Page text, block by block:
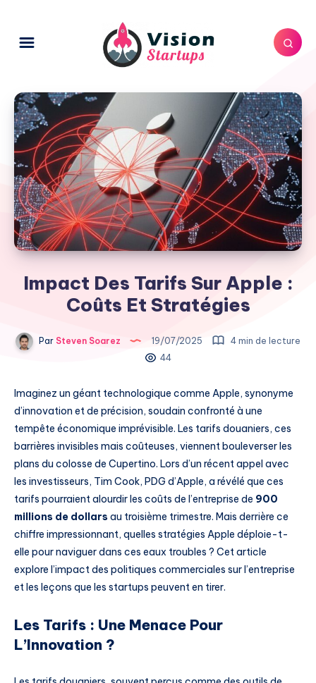
Impact Des Tarifs Sur Apple :
Coûts Et Stratégies
Par Steven Soarez 19/07/2025
4 min de lecture
44
Imaginez un géant technologique comme Apple, synonyme
d’innovation et de précision, soudain confronté à une
tempête économique imprévisible. Les tarifs douaniers, ces
barrières invisibles mais coûteuses, viennent bouleverser les
plans du colosse de Cupertino. Lors d’un récent appel avec
les investisseurs, Tim Cook, PDG d’Apple, a révélé que ces
tarifs pourraient alourdir les coûts de l’entreprise de 900
millions de dollars au troisième trimestre. Mais derrière ce
chiffre impressionnant, quelles stratégies Apple déploie-t-
elle pour naviguer dans ces eaux troubles ? Cet article
explore l’impact des politiques commerciales sur l’entreprise
et les leçons que les startups peuvent en tirer.
Les Tarifs : Une Menace Pour
L’Innovation ?